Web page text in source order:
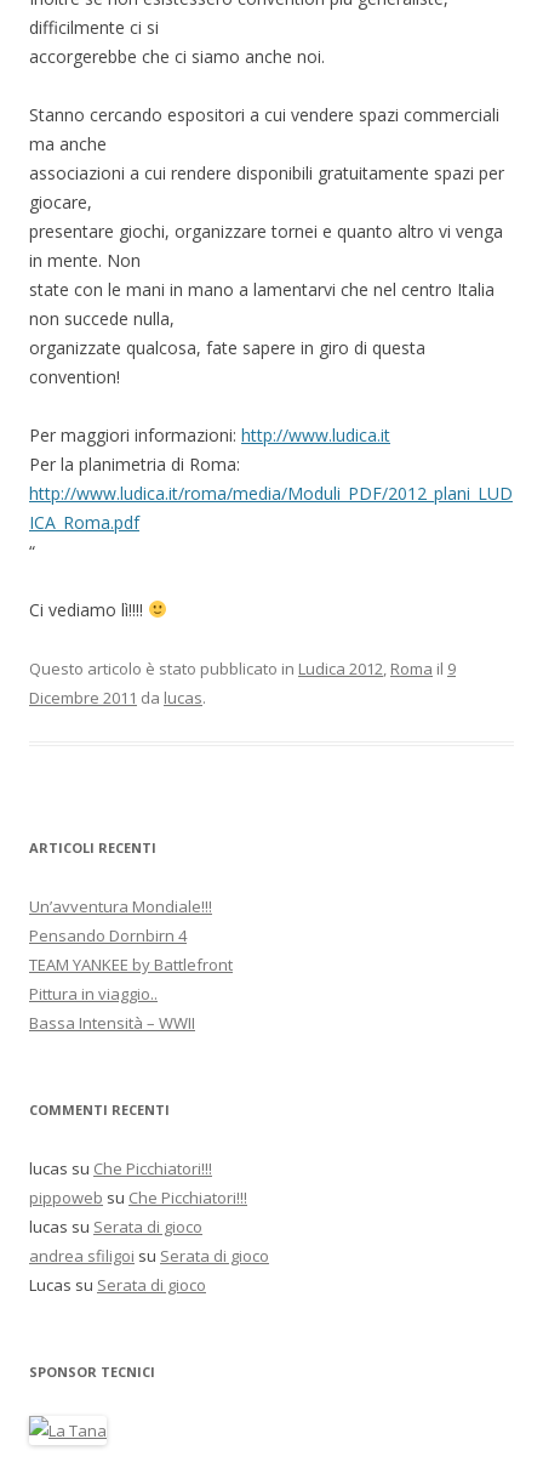
difficilmente ci si
accorgerebbe che ci siamo anche noi.
Stanno cercando espositori a cui vendere spazi commerciali
ma anche
associazioni a cui rendere disponibili gratuitamente spazi per
giocare,
presentare giochi, organizzare tornei e quanto altro vi venga
in mente. Non
state con le mani in mano a lamentarvi che nel centro Italia
non succede nulla,
organizzate qualcosa, fate sapere in giro di questa
convention!
Per maggiori informazioni: http://www.ludica.it
Per la planimetria di Roma:
http://www.ludica.it/roma/media/Moduli_PDF/2012_plani_LUD
ICA_Roma.pdf
“
Ci vediamo lì!!!!
Questo articolo è stato pubblicato in Ludica 2012, Roma il 9
Dicembre 2011 da lucas.
ARTICOLI RECENTI
Un’avventura Mondiale!!!
Pensando Dornbirn 4
TEAM YANKEE by Battlefront
Pittura in viaggio..
Bassa Intensità – WWII
COMMENTI RECENTI
lucas su Che Picchiatori!!!
pippoweb su Che Picchiatori!!!
lucas su Serata di gioco
andrea sfiligoi su Serata di gioco
Lucas su Serata di gioco
SPONSOR TECNICI